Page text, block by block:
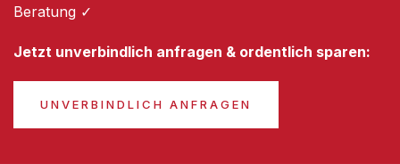
Beratung ✓
Jetzt unverbindlich anfragen & ordentlich sparen:
UNVERBINDLICH ANFRAGEN